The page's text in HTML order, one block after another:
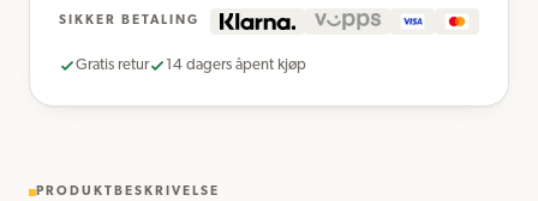
SIKKER BETALING
Gratis retur 14 dagers åpent kjøp
PRODUKTBESKRIVELSE